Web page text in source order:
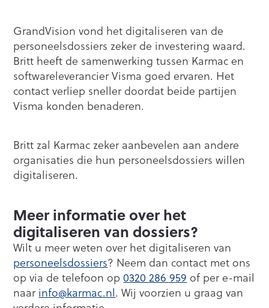
GrandVision vond het digitaliseren van de
personeelsdossiers zeker de investering waard.
Britt heeft de samenwerking tussen Karmac en
softwareleverancier Visma goed ervaren. Het
contact verliep sneller doordat beide partijen
Visma konden benaderen.
Britt zal Karmac zeker aanbevelen aan andere
organisaties die hun personeelsdossiers willen
digitaliseren.
Meer informatie over het
digitaliseren van dossiers?
Wilt u meer weten over het digitaliseren van
personeelsdossiers? Neem dan contact met ons
op via de telefoon op0320 286 959 of per e-mail
naar info@karmac.nl. Wij voorzien u graag van